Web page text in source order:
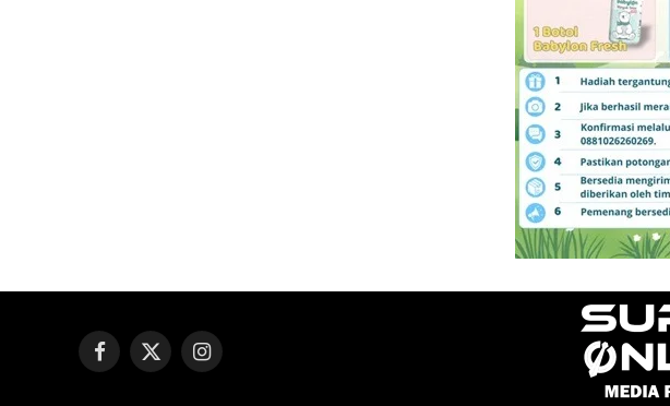
Facebook
X
Instagram